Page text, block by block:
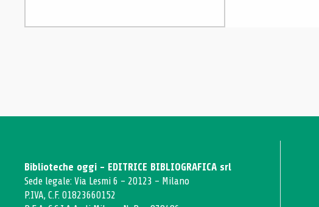
Biblioteche oggi - EDITRICE BIBLIOGRAFICA srl
Sede legale: Via Lesmi 6 - 20123 - Milano
P.IVA, C.F. 01823660152